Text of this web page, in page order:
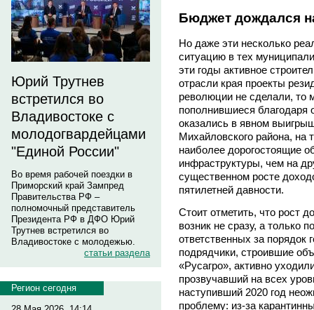
Юрий Трутнев
встретился во
Владивостоке с
молодогвардейцами
"Единой России"
Во время рабочей поездки в
Приморский край Зампред
Правительства РФ –
полномочный представитель
Президента РФ в ДФО Юрий
Трутнев встретился во
Владивостоке с молодежью.
статьи раздела
Регион сегодня
Бюджет дождался
Но даже эти несколько
ситуацию в тех
эти годы активное
отрасли края проекты
революции не сделали,
пополнившиеся благодаря
оказались в явном
Михайловского района, на
наиболее дорогостоящие
инфраструктуры, чем на
существенном росте
пятилетней давности.
Стоит отметить, что рост
возник не сразу, а только
ответственных за порядок
подрядчики, строившие
«Русагро», активно
прозвучавший на всех
наступивший 2020 год
проблему: из-за